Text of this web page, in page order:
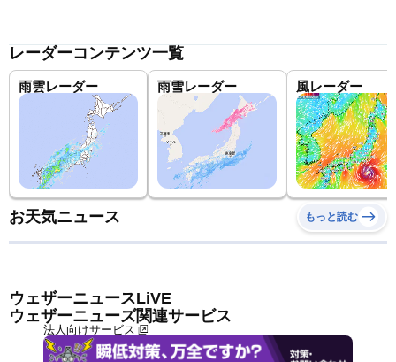
レーダーコンテンツ一覧
雨雲レーダー 雨雪レーダー 風レーダー
お天気ニュース もっと読む
ウェザーニュースLiVE
ウェザーニューズ関連サービス
法人向けサービス